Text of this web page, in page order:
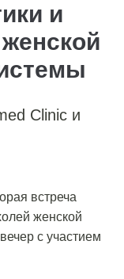
и
Clinic и
встреча
женской
с участием